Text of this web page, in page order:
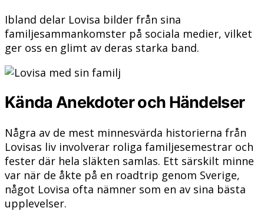
Ibland delar Lovisa bilder från sina
familjesammankomster på sociala medier, vilket
ger oss en glimt av deras starka band.
Kända Anekdoter och Händelser
Några av de mest minnesvärda historierna från
Lovisas liv involverar roliga familjesemestrar och
fester där hela släkten samlas. Ett särskilt minne
var när de åkte på en roadtrip genom Sverige,
något Lovisa ofta nämner som en av sina bästa
upplevelser.